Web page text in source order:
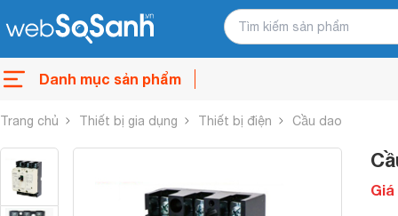
Danh mục sản phẩm
Trang chủ Thiết bị gia dụng Thiết bị điện Cầu dao